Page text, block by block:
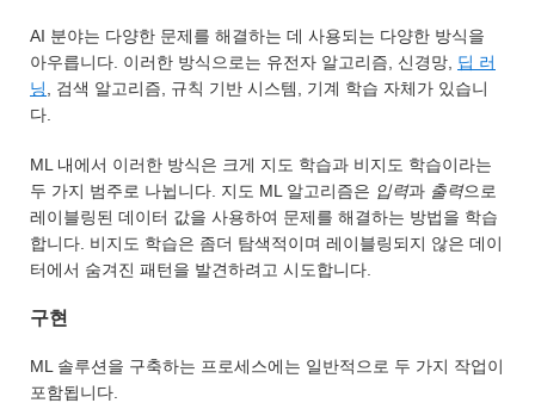
AI 분야는 다양한 문제를 해결하는 데 사용되는 다양한 방식을
아우릅니다. 이러한 방식으로는 유전자 알고리즘, 신경망, 딥 러
닝
, 검색 알고리즘, 규칙 기반 시스템, 기계 학습 자체가 있습니
다.
ML 내에서 이러한 방식은 크게 지도 학습과 비지도 학습이라는
두 가지 범주로 나뉩니다. 지도 ML 알고리즘은 입력과 출력으로
레이블링된 데이터 값을 사용하여 문제를 해결하는 방법을 학습
합니다. 비지도 학습은 좀더 탐색적이며 레이블링되지 않은 데이
터에서 숨겨진 패턴을 발견하려고 시도합니다.
구현
ML 솔루션을 구축하는 프로세스에는 일반적으로 두 가지 작업이
포함됩니다.